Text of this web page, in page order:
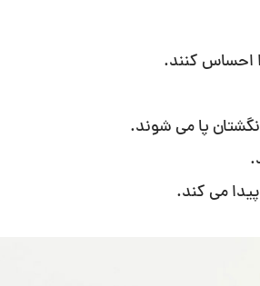
احساس کنند.
پا می شوند.
می کند.